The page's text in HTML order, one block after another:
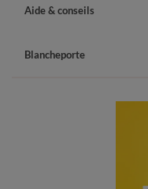
Aide & conseils
Blancheporte